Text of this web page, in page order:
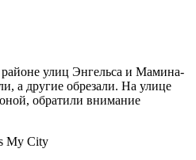
улиц Энгельса и Мамина-
а другие обрезали. На улице
обратили внимание
My City